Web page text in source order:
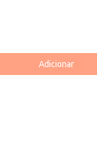
Adicionar